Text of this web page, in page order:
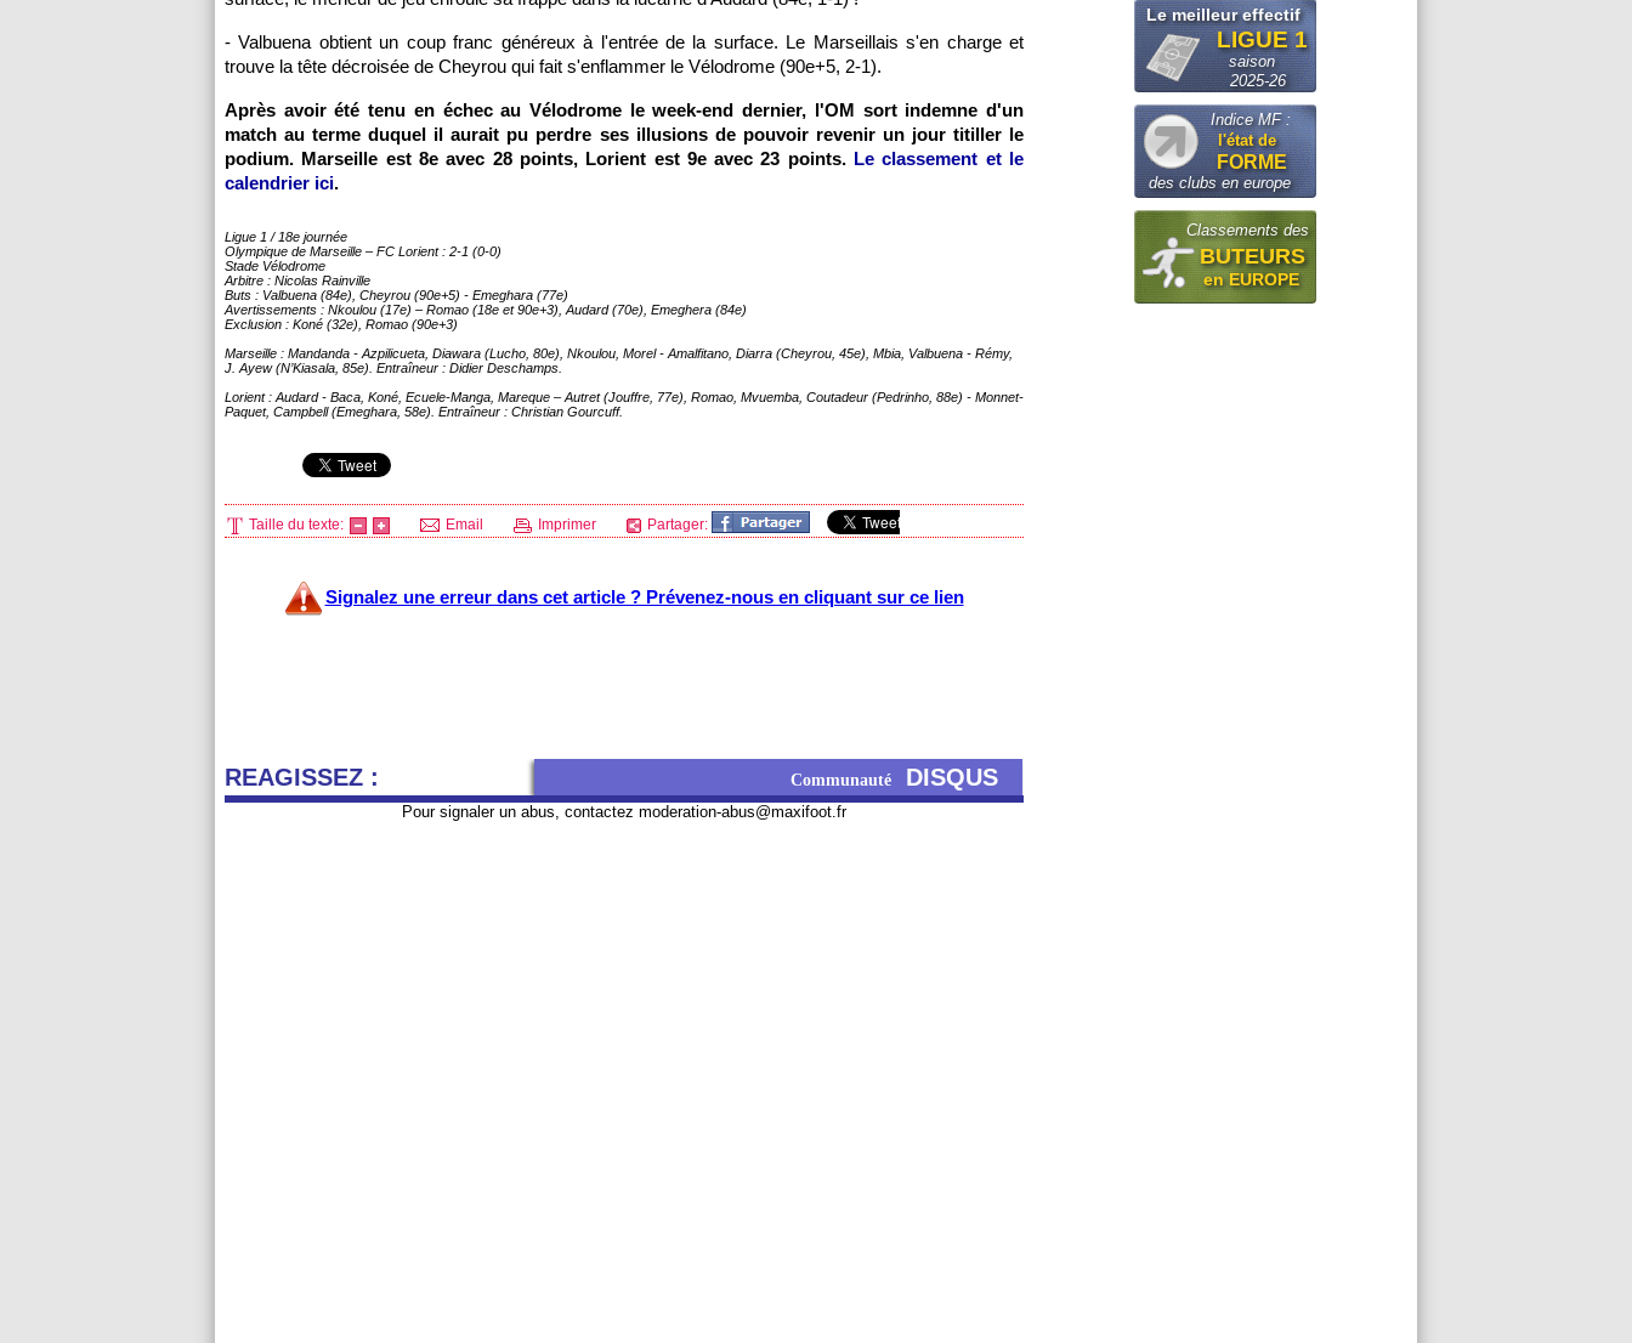
- Valbuena obtient un coup franc généreux à l'entrée de la surface. Le Marseillais s'en charge et
trouve la tête décroisée de Cheyrou qui fait s'enflammer le Vélodrome (90e+5, 2-1).
Après avoir été tenu en échec au Vélodrome le week-end dernier, l'OM sort indemne d'un
match au terme duquel il aurait pu perdre ses illusions de pouvoir revenir un jour titiller le
podium. Marseille est 8e avec 28 points, Lorient est 9e avec 23 points. Le classement et le
calendrier ici.
Ligue 1 / 18e journée
Olympique de Marseille – FC Lorient : 2-1 (0-0)
Stade Vélodrome
Arbitre : Nicolas Rainville
Buts : Valbuena (84e), Cheyrou (90e+5) - Emeghara (77e)
Avertissements : Nkoulou (17e) – Romao (18e et 90e+3), Audard (70e), Emeghera (84e)
Exclusion : Koné (32e), Romao (90e+3)
Marseille : Mandanda - Azpilicueta, Diawara (Lucho, 80e), Nkoulou, Morel - Amalfitano, Diarra (Cheyrou, 45e), Mbia, Valbuena - Rémy,
J. Ayew (N’Kiasala, 85e). Entraîneur : Didier Deschamps.
Lorient : Audard - Baca, Koné, Ecuele-Manga, Mareque – Autret (Jouffre, 77e), Romao, Mvuemba, Coutadeur (Pedrinho, 88e) - Monnet-
Paquet, Campbell (Emeghara, 58e). Entraîneur : Christian Gourcuff.
Taille du texte: Email Imprimer Partager:
Signalez une erreur dans cet article ? Prévenez-nous en cliquant sur ce lien
REAGISSEZ : Communauté DISQUS
Pour signaler un abus, contactez moderation-abus@maxifoot.fr
Le meilleur effectif
LIGUE 1
saison
2025-26
Indice MF :
l'état de
FORME
des clubs en europe
Classements des
BUTEURS
en EUROPE